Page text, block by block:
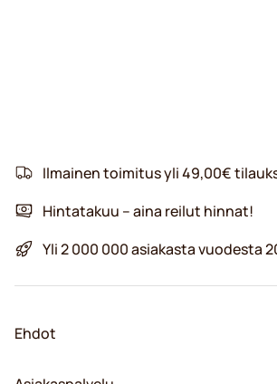
Ilmainen toimitus yli 49,00€
Hintatakuu – aina reilut hinnat!
Yli 2 000 000 asiakasta vuodesta
Ehdot